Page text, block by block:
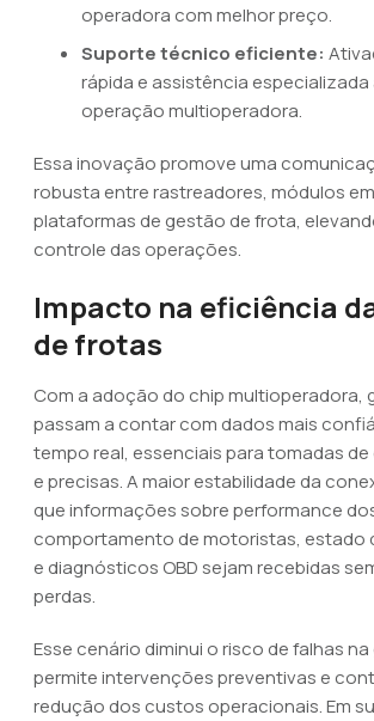
operadora com melhor preço.
Suporte técnico eficiente:
rápida e assistência
operação multioperadora.
Essa inovação promove uma
robusta entre rastreadores, módulos
plataformas de gestão de frota,
controle das operações.
Impacto na eficiência
de frotas
Com a adoção do chip multioperadora,
passam a contar com dados mais
tempo real, essenciais para tomadas
e precisas. A maior estabilidade da
que informações sobre performance
comportamento de motoristas, estado
e diagnósticos OBD sejam recebidas
perdas.
Esse cenário diminui o risco de falhas
permite intervenções preventivas e
redução dos custos operacionais. Em